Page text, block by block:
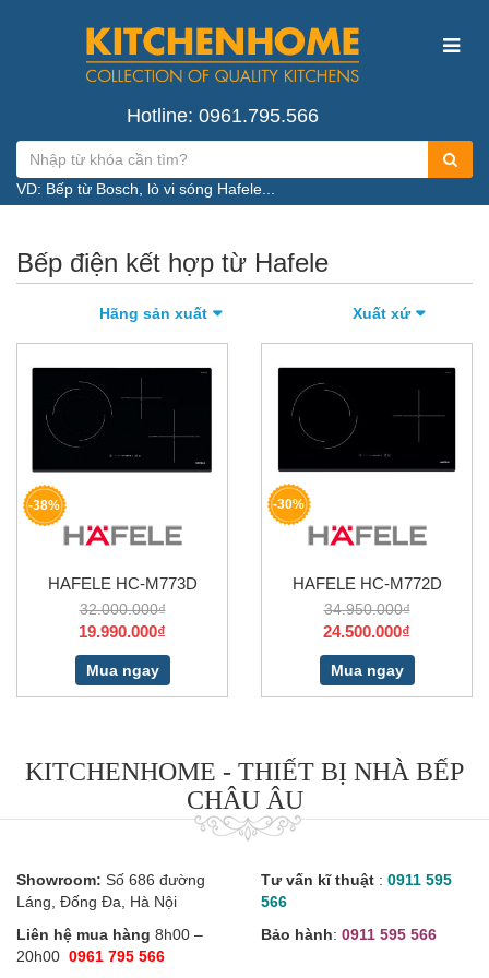
Hotline: 0961.795.566
VD: Bếp từ Bosch, lò vi sóng Hafele...
Bếp điện kết hợp từ Hafele
Hãng sản xuất Xuất xứ
-38%
HAFELE HC-M773D
32.000.000₫
19.990.000₫
Mua ngay
-30%
HAFELE HC-M772D
34.950.000₫
24.500.000₫
Mua ngay
KITCHENHOME - THIẾT BỊ NHÀ BẾP
CHÂU ÂU
Showroom: Số 686 đường
Láng, Đống Đa, Hà Nội
Liên hệ mua hàng 8h00 –
20h00 0961 795 566
Tư vấn kĩ thuật : 0911 595
566
Bảo hành: 0911 595 566